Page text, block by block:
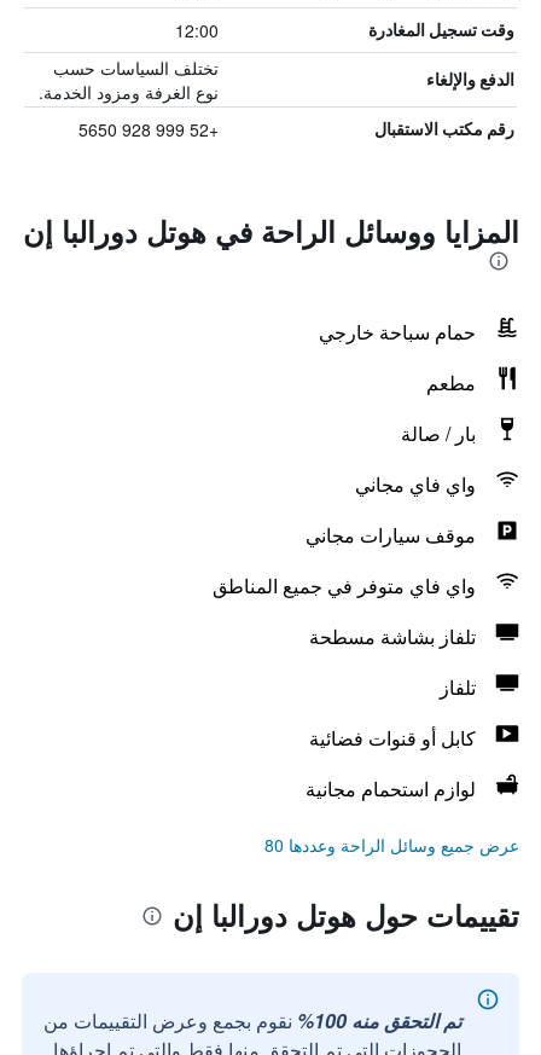
وقت تسجيل المغادرة 12:00
الدفع والإلغاء
تختلف السياسات حسب
نوع الغرفة ومزود الخدمة.
رقم مكتب الاستقبال +52 999 928 5650
المزايا ووسائل الراحة في هوتل دورالبا إن
حمام سباحة خارجي
مطعم
بار / صالة
واي فاي مجاني
موقف سيارات مجاني
واي فاي متوفر في جميع المناطق
تلفاز بشاشة مسطحة
تلفاز
كابل أو قنوات فضائية
لوازم استحمام مجانية
عرض جميع وسائل الراحة وعددها 80
تقييمات حول هوتل دورالبا إن
تم التحقق منه 100%
نقوم بجمع وعرض التقييمات من